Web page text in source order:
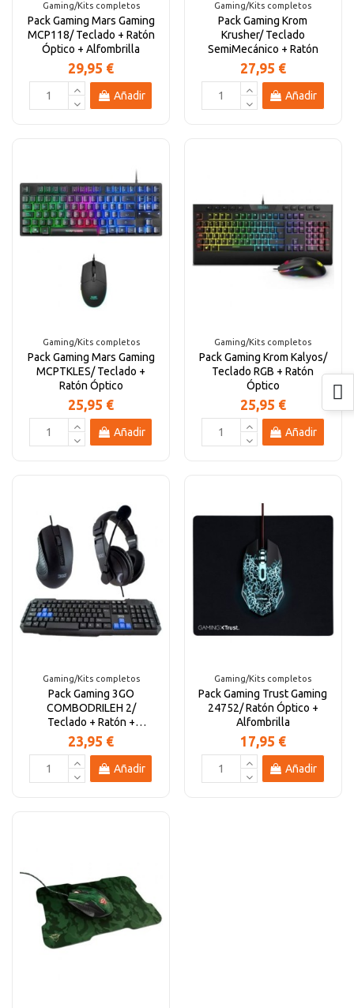
Gaming/Kits completos
Pack Gaming Mars Gaming
MCP118/ Teclado + Ratón
Óptico + Alfombrilla
29,95 €
Añadir
Gaming/Kits completos
Pack Gaming Krom
Krusher/ Teclado
SemiMecánico + Ratón
27,95 €
Añadir
Gaming/Kits completos
Pack Gaming Mars Gaming
MCPTKLES/ Teclado +
Ratón Óptico
25,95 €
Añadir
Gaming/Kits completos
Pack Gaming Krom Kalyos/
Teclado RGB + Ratón
Óptico
25,95 €
Añadir
Gaming/Kits completos
Pack Gaming 3GO
COMBODRILEH 2/
Teclado + Ratón +
Auriculares
23,95 €
Añadir
Gaming/Kits completos
Pack Gaming Trust Gaming
24752/ Ratón Óptico +
Alfombrilla
17,95 €
Añadir